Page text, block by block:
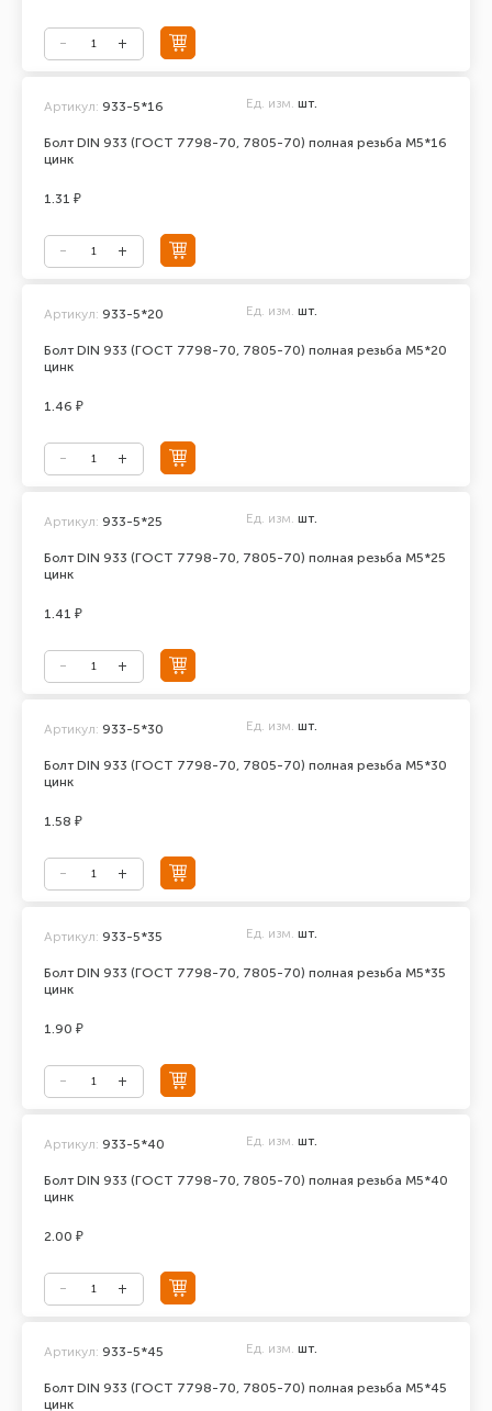
Болт DIN 933 (ГОСТ 7798-70, 7805-70) полная резьба М5*16
цинк
Артикул: 933-5*16 Ед. изм. шт.
1.31 ₽
Болт DIN 933 (ГОСТ 7798-70, 7805-70) полная резьба М5*20
цинк
Артикул: 933-5*20 Ед. изм. шт.
1.46 ₽
Болт DIN 933 (ГОСТ 7798-70, 7805-70) полная резьба М5*25
цинк
Артикул: 933-5*25 Ед. изм. шт.
1.41 ₽
Болт DIN 933 (ГОСТ 7798-70, 7805-70) полная резьба М5*30
цинк
Артикул: 933-5*30 Ед. изм. шт.
1.58 ₽
Болт DIN 933 (ГОСТ 7798-70, 7805-70) полная резьба М5*35
цинк
Артикул: 933-5*35 Ед. изм. шт.
1.90 ₽
Болт DIN 933 (ГОСТ 7798-70, 7805-70) полная резьба М5*40
цинк
Артикул: 933-5*40 Ед. изм. шт.
2.00 ₽
Болт DIN 933 (ГОСТ 7798-70, 7805-70) полная резьба М5*45
цинк
Артикул: 933-5*45 Ед. изм. шт.